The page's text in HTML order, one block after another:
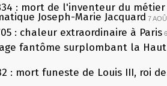
: mort de l'inventeur du
Joseph-Marie Jacquard 7
: chaleur extraordinaire à Paris
fantôme surplombant la
: mort funeste de Louis III, roi